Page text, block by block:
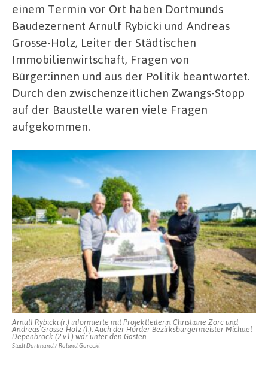
einem Termin vor Ort haben Dortmunds
Baudezernent Arnulf Rybicki und Andreas
Grosse-Holz, Leiter der Städtischen
Immobilienwirtschaft, Fragen von
Bürger:innen und aus der Politik beantwortet.
Durch den zwischenzeitlichen Zwangs-Stopp
auf der Baustelle waren viele Fragen
aufgekommen.
Arnulf Rybicki (r.) informierte mit Projektleiterin Christiane Zorc und
Andreas Grosse-Holz (l.). Auch der Hörder Bezirksbürgermeister Michael
Depenbrock (2.v.l.) war unter den Gästen.
Stadt Dortmund / Roland Gorecki